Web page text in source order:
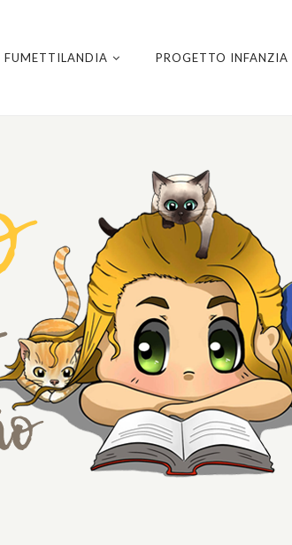
FUMETTILANDIA PROGETTO INFANZIA